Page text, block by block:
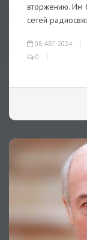
вторжению. Им
сетей
08-АВГ-2024
0